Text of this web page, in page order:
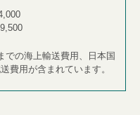
での海上輸送費用、
日本国
費用 が含まれています。